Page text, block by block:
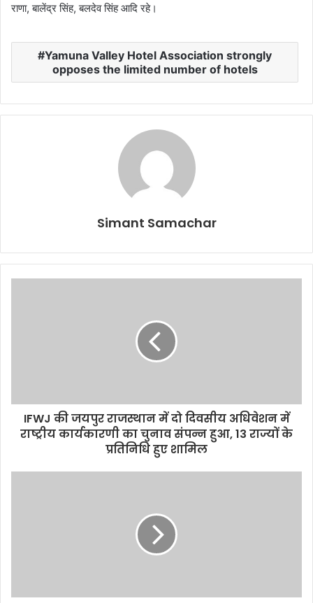
राणा, बालेंद्र सिंह, बलदेव सिंह आदि रहे।
Yamuna Valley Hotel Association strongly
opposes the limited number of hotels
Simant Samachar
IFWJ की जयपुर राजस्थान में दो दिवसीय अधिवेशन में
राष्ट्रीय कार्यकारणी का चुनाव संपन्न हुआ, 13 राज्यों के
प्रतिनिधि हुए शामिल